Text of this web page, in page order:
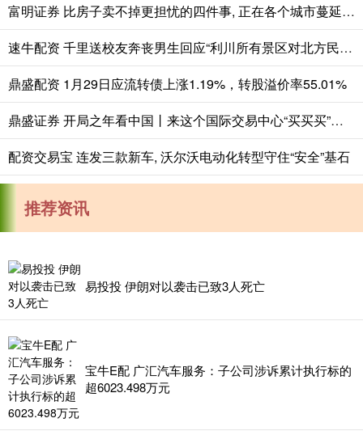
富明证券 比房子卖不掉更担忧的四件事, 正在各个城市蔓延, 老百姓要警惕
速牛配资 千里送校友奔丧男生回应“利川所有景区对北方民大师生免费”：感谢整座城市的温柔回应
鼎盛配资 1月29日应流转债上涨1.19%，转股溢价率55.01%
鼎盛证券 开局之年看中国丨来这个国际交易中心“买买买”，真香！
配资交易宝 连发三款新车, 沃尔沃电动化转型守住“安全”基石
推荐资讯
易投投 伊朗对以袭击已致3人死亡
宝牛E配 广汇汽车服务：子公司涉诉累计执行标的
超6023.498万元